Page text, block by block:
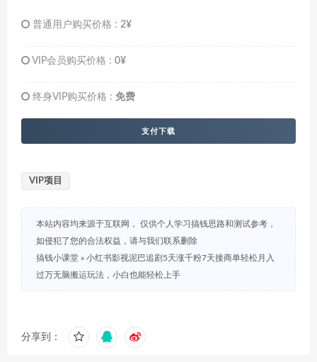
普通用户购买价格 : 2¥
VIP会员购买价格 : 0¥
终身VIP购买价格 : 免费
支付下载
VIP项目
本站内容均来源于互联网， 仅供个人学习搞钱思路和测试参考，
如侵犯了您的合法权益，请与我们联系删除
搞钱小课堂 » 小红书影视泥巴追剧5天涨千粉7天接商单轻松月入
过万无脑搬运玩法，小白也能轻松上手
分享到：